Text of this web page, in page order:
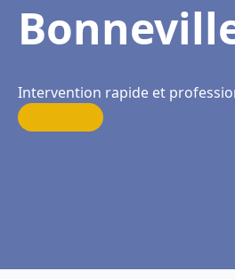
Intervention rapide et